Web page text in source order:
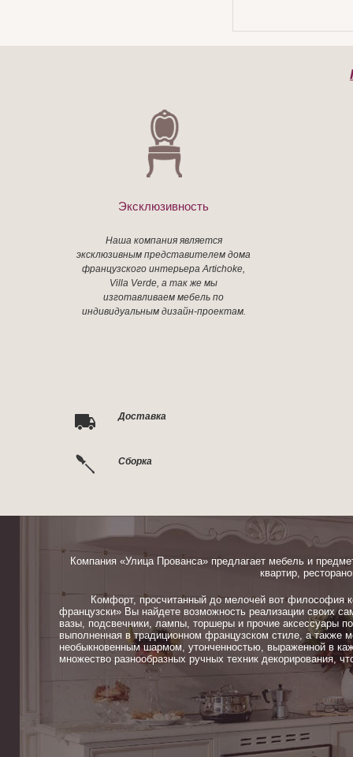
Эксклюзивность
Наша компания является
эксклюзивным представителем дома
французского интерьера Artichoke,
Villa Verde, а так же мы
изготавливаем мебель по
индивидуальным дизайн-проектам.
Доставка
Сборка
Компания «Улица Прованса» предлагает мебель и
квартир,
Комфорт, просчитанный до мелочей вот философия
французски» Вы найдете возможность реализации своих
вазы, подсвечники, лампы, торшеры и прочие аксессуары
выполненная в традиционном французском стиле, а также
необыкновенным шармом, утонченностью, выраженной в
множество разнообразных ручных техник декорирования,